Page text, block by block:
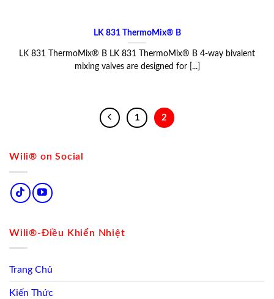
Wili® on Social
Wili®-Điều Khiển Nhiệt
Trang Chủ
Kiến Thức
LK 831 ThermoMix® B
LK 831 ThermoMix® B LK 831 ThermoMix® B 4-way bivalent
mixing valves are designed for [...]
1 2